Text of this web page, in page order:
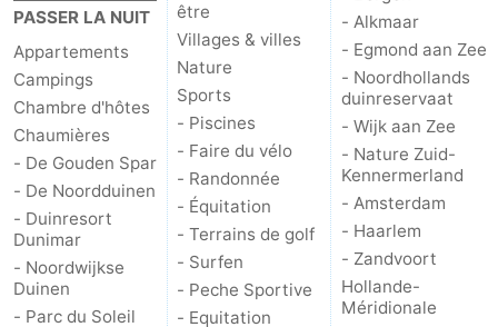
Haye
Rotterdam
-
Rockanje
Météo
Contact
PASSER LA NUIT
Appartements
Campings
Chambre d'hôtes
Chaumières
- De Gouden Spar
- De Noordduinen
- Duinresort
Dunimar
- Noordwijkse
Duinen
- Parc du Soleil
être
Villages & villes
Nature
Sports
- Piscines
- Faire du vélo
- Randonnée
- Équitation
- Terrains de golf
- Surfen
- Peche Sportive
- Equitation
- Alkmaar
- Egmond aan Zee
- Noordhollands
duinreservaat
- Wijk aan Zee
- Nature Zuid-
Kennermerland
- Amsterdam
- Haarlem
- Zandvoort
Hollande-
Méridionale